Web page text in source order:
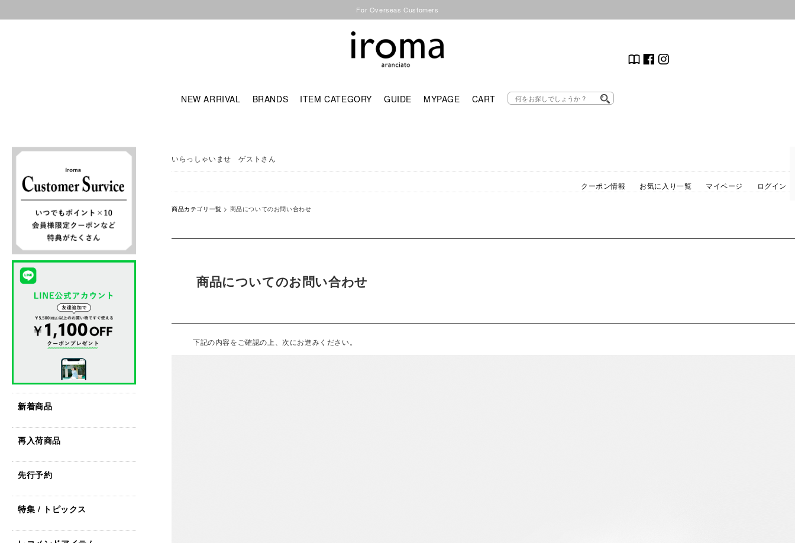
For Overseas Customers
NEW ARRIVAL BRANDS ITEM CATEGORY GUIDE MYPAGE CART
新着商品
再入荷商品
先行予約
特集 / トピックス
いらっしゃいませ ゲストさん
クーポン情報 お気に入り一覧 マイページ ログイン
商品カテゴリ一覧 > 商品についてのお問い合わせ
商品についてのお問い合わせ
下記の内容をご確認の上、次にお進みください。